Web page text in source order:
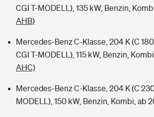
CGI T-MODELL), 135 kW, Benzin,
AHB)
Mercedes-Benz C-Klasse, 204 K (C
CGI T-MODELL), 115 kW, Benzin,
AHC)
Mercedes-Benz C-Klasse, 204 K (C
MODELL), 150 kW, Benzin, Kombi, ab